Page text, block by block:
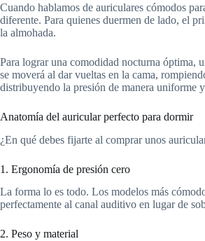
Cuando hablamos de auriculares cómodos
diferente. Para quienes duermen de lado, el
la almohada.
Para lograr una comodidad nocturna óptima,
se moverá al dar vueltas en la cama,
distribuyendo la presión de manera uniforme
Anatomía del auricular perfecto para dormir
¿En qué debes fijarte al comprar unos
1. Ergonomía de presión cero
La forma lo es todo. Los modelos más
perfectamente al canal auditivo en lugar de
2. Peso y material